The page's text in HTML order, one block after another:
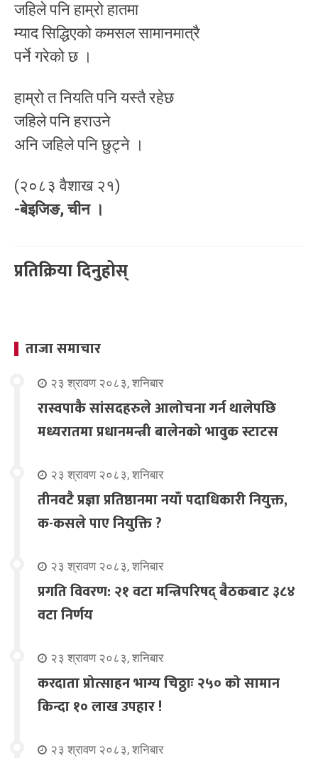
जहिले पनि हाम्रो हातमा
म्याद सिद्धिएको कमसल सामानमात्रै
पर्ने गरेको छ ।
हाम्रो त नियति पनि यस्तै रहेछ
जहिले पनि हराउने
अनि जहिले पनि छुट्ने ।
(२०८३ वैशाख २१)
-बेइजिङ, चीन ।
प्रतिक्रिया दिनुहोस्
ताजा समाचार
२३ श्रावण २०८३, शनिबार
रास्वपाकै सांसदहरुले आलोचना गर्न थालेपछि
मध्यरातमा प्रधानमन्त्री बालेनको भावुक स्टाटस
२३ श्रावण २०८३, शनिबार
तीनवटै प्रज्ञा प्रतिष्ठानमा नयाँ पदाधिकारी नियुक्त,
क-कसले पाए नियुक्ति ?
२३ श्रावण २०८३, शनिबार
प्रगति विवरण: २१ वटा मन्त्रिपरिषद् बैठकबाट ३८४
वटा निर्णय
२३ श्रावण २०८३, शनिबार
करदाता प्रोत्साहन भाग्य चिठ्ठाः २५० को सामान
किन्दा १० लाख उपहार !
२३ श्रावण २०८३, शनिबार